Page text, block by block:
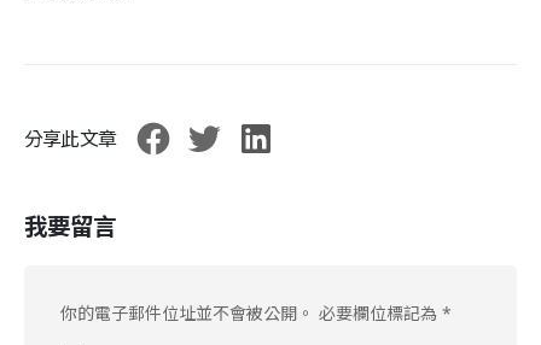
分享此文章
我要留言
你的電子郵件位址並不會被公開。 必要欄位標記為 *